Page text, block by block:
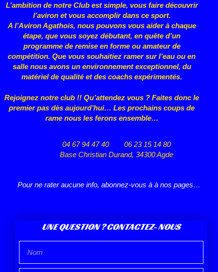
L’ambition de notre Club est simple, vous faire découvrir
l’aviron et vous accomplir dans ce sport.
A l’Aviron Agathois, nous pouvons vous aider à chaque
étape, que vous soyez débutant, en quête d’un
programme de remise en forme ou amateur de
compétition. Que vous souhaitiez ramer sur l’eau ou en
salle nous avons un environnement exceptionnel, du
matériel de qualité et des coachs expérimentés.
Rejoignez notre club !! Qu’attendez vous ? Faites donc le
premier pas dès aujourd’hui… Les prochains coups de
rame nous les ferons ensemble…
04 67 94 47 40
06 23 15 14 80
Base Christian Durand, 34300 Agde
Pour ne rater aucune info, abonnez-vous à à nos pages…
UNE QUESTION ? CONTACTEZ- NOUS